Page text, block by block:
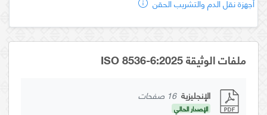
أجهزة نقل الدم والتشريب الحقن
ملفات الوثيقة ISO 8536-6:2025
الإنجليزية 16 صفحات
الإصدار الحالي